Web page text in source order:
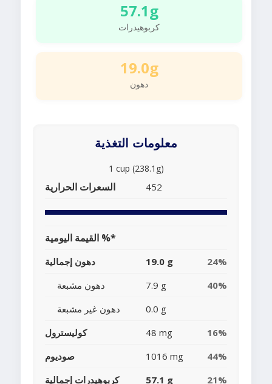
57.1g
كربوهيدرات
19.0g
دهون
معلومات التغذية
1 cup (238.1g)
السعرات الحرارية 452
القيمة اليومية %*
دهون إجمالية 19.0 g
24%
دهون مشبعة
7.9 g
40%
دهون غير مشبعة
0.0 g
كوليسترول
48 mg
16%
صوديوم
1016 mg
44%
كربوهيدرات إجمالية
57.1 g 21%